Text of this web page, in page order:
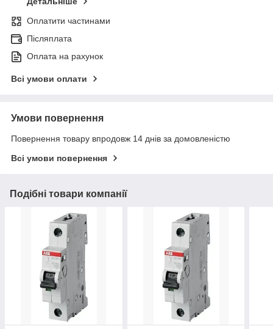
Оплатити частинами
Післяплата
Оплата на рахунок
Всі умови оплати
Умови повернення
Повернення товару впродовж 14 днів за домовленістю
Всі умови повернення
Подібні товари компанії